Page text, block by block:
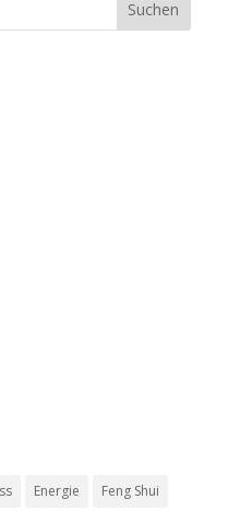
Energie
Feng Shui